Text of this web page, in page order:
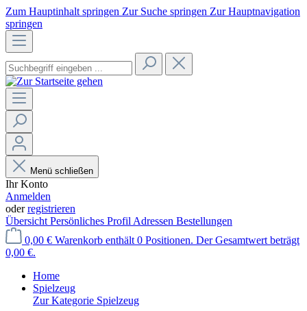
Zum Hauptinhalt springen Zur Suche springen Zur Hauptnavigation
springen
Menü schließen
Ihr Konto
Anmelden
oderregistrieren
Übersicht Persönliches Profil Adressen Bestellungen
0,00 € Warenkorb enthält 0 Positionen. Der Gesamtwert beträgt
0,00 €.
Home
Spielzeug
Zur Kategorie Spielzeug